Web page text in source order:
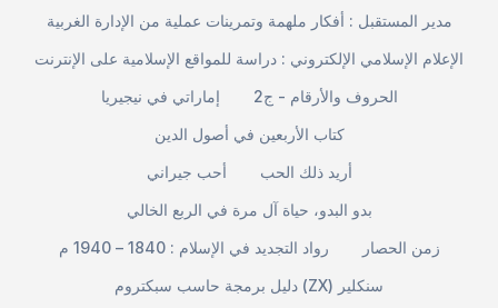
مدير المستقبل : أفكار ملهمة وتمرينات عملية من الإدارة الغربية
الإعلام الإسلامي الإلكتروني : دراسة للمواقع الإسلامية على الإنترنت
إماراتي في نيجيريا
الحروف والأرقام - ج2
كتاب الأربعين في أصول الدين
أحب جيراني
أريد ذلك الحب
بدو البدو، حياة آل مرة في الربع الخالي
رواد التجديد في الإسلام : 1840 – 1940 م
زمن الحصار
دليل برمجة حاسب سبكتروم (ZX) سنكلير